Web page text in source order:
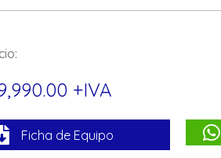
+IVA
Ficha de Equipo